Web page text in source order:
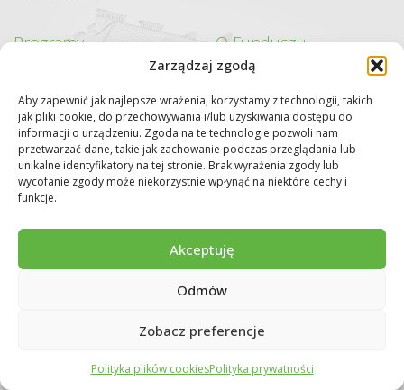
Zarządzaj zgodą
Aby zapewnić jak najlepsze wrażenia, korzystamy z technologii, takich
jak pliki cookie, do przechowywania i/lub uzyskiwania dostępu do
informacji o urządzeniu. Zgoda na te technologie pozwoli nam
przetwarzać dane, takie jak zachowanie podczas przeglądania lub
unikalne identyfikatory na tej stronie. Brak wyrażenia zgody lub
wycofanie zgody może niekorzystnie wpłynąć na niektóre cechy i
funkcje.
Akceptuję
Odmów
Zobacz preferencje
Polityka plików cookiesPolityka prywatności
Programy
Program ograniczenia niskiej
Bezpieczny Strażak
Edukacja ekologicznaJawor
Likwidacja Barszczu
Sosnowskiego
Program Priorytetowy –
finansowania służb
O Funduszu
Władze
Sprawozdania
Zamówienia publicznePraca
Praktyki i staże w Funduszu
Konkurs #ekoLIDER
Badanie satysfakcji
Gospodarki Wodnej w Krakowie
31-002 Kraków